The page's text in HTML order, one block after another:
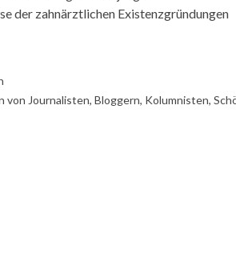
der zahnärztlichen Existenzgründungen
von Journalisten, Bloggern, Kolumnisten,